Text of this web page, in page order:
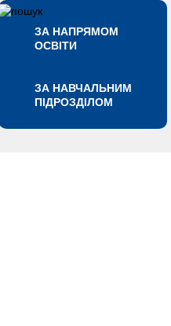
ЗА НАПРЯМОМ
ОСВІТИ
ЗА НАВЧАЛЬНИМ
ПІДРОЗДІЛОМ